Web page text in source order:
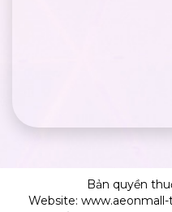
Bản quyền
Website: